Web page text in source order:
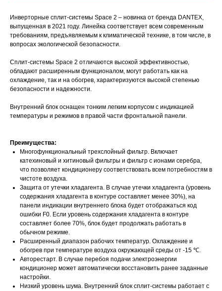
Инверторные сплит-системы Space 2 – новинка от бренда DANTEX,
выпущенная в 2021 году. Линейка соответствует всем современным
требованиям, предъявляемым к климатической технике, в том числе, в
вопросах экологической безопасности.
Сплит-системы Space 2 отличаются высокой эффективностью,
обладают расширенным функционалом, могут работать как на
охлаждение, так и на обогрев, характеризуются высокой степенью
безопасности и надежности.
Внутренний блок оснащен тонким легким корпусом с индикацией
температуры и режимов в правой части фронтальной панели.
Преимущества:
Многофункциональный трехслойный фильтр. Включает
катехиновый и хитиновый фильтры и фильтр с ионами серебра,
что позволяет кондиционеру соответствовать всем потребностям в
чистоте воздуха.
Защита от утечки хладагента. В случае утечки хладагента (уровень
содержания хладагента в контуре составляет менее 30%), на
панели индикации внутреннего блока будет отображаться код
ошибки F0. Если уровень содержания хладагента в контуре
составляет более 70%, блок будет продолжать работать в
обычном режиме.
Расширенный диапазон рабочих температур. Охлаждение и
обогрев при температуре воздуха окружающей среды от -15 ℃.
Авторестарт. В случае перебоя подачи электроэнергии
кондиционер может автоматически восстановить ранее заданные
настройки.
Низкий уровень шума. Внутренний блок сплит-системы работает с